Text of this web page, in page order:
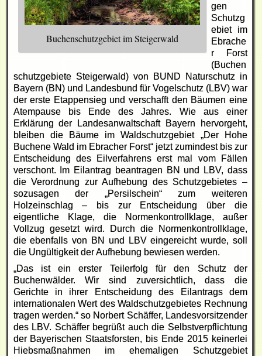
Buchenschutzgebiet im Steigerwald
gen
Schutzg
ebiet im
Ebrache
r Forst
(Buchen
schutzgebiete Steigerwald) von BUND Naturschutz in
Bayern (BN) und Landesbund für Vogelschutz (LBV) war
der erste Etappensieg und verschafft den Bäumen eine
Atempause bis Ende des Jahres. Wie aus einer
Erklärung der Landesanwaltschaft Bayern hervorgeht,
bleiben die Bäume im Waldschutzgebiet „Der Hohe
Buchene Wald im Ebracher Forst“ jetzt zumindest bis zur
Entscheidung des Eilverfahrens erst mal vom Fällen
verschont. Im Eilantrag beantragen BN und LBV, dass
die Verordnung zur Aufhebung des Schutzgebietes –
sozusagen der „Persilschein“ zum weiteren
Holzeinschlag – bis zur Entscheidung über die
eigentliche Klage, die Normenkontrollklage, außer
Vollzug gesetzt wird. Durch die Normenkontrollklage,
die ebenfalls von BN und LBV eingereicht wurde, soll
die Ungültigkeit der Aufhebung bewiesen werden.
„Das ist ein erster Teilerfolg für den Schutz der
Buchenwälder. Wir sind zuversichtlich, dass die
Gerichte in ihrer Entscheidung des Eilantrags dem
internationalen Wert des Waldschutzgebietes Rechnung
tragen werden.“ so Norbert Schäffer, Landesvorsitzender
des LBV. Schäffer begrüßt auch die Selbstverpflichtung
der Bayerischen Staatsforsten, bis Ende 2015 keinerlei
Hiebsmaßnahmen im ehemaligen Schutzgebiet